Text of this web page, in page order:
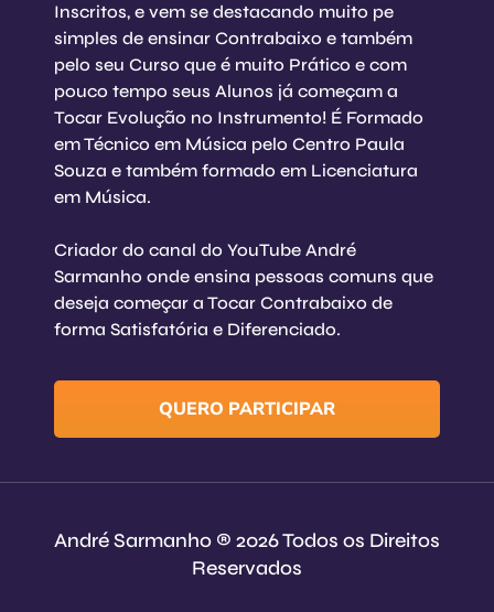
Inscritos, e vem se destacando muito pe
simples de ensinar Contrabaixo e também
pelo seu Curso que é muito Prático e com
pouco tempo seus Alunos já começam a
Tocar Evolução no Instrumento! É Formado
em Técnico em Música pelo Centro Paula
Souza e também formado em Licenciatura
em Música.
Criador do canal do YouTube André
Sarmanho onde ensina pessoas comuns que
deseja começar a Tocar Contrabaixo de
forma Satisfatória e Diferenciado.
QUERO PARTICIPAR
André Sarmanho ® 2026 Todos os Direitos
Reservados